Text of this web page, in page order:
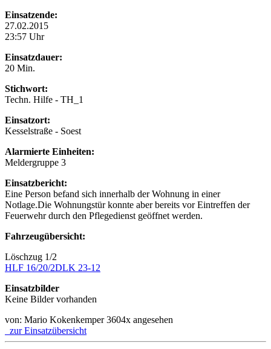
Einsatzende:
27.02.2015
23:57 Uhr
Einsatzdauer:
20 Min.
Stichwort:
Techn. Hilfe - TH_1
Einsatzort:
Kesselstraße - Soest
Alarmierte Einheiten:
Meldergruppe 3
Einsatzbericht:
Eine Person befand sich innerhalb der Wohnung in einer
Notlage.Die Wohnungstür konnte aber bereits vor Eintreffen der
Feuerwehr durch den Pflegedienst geöffnet werden.
Fahrzeugübersicht:
Löschzug 1/2
HLF 16/20/2DLK 23-12
Einsatzbilder
Keine Bilder vorhanden
von: Mario Kokenkemper3604x angesehen
zur Einsatzübersicht